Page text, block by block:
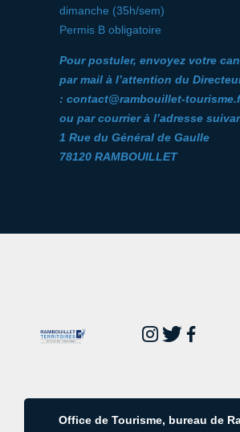
dimanche (35h/sem)
Permis B obligatoire
Pour postuler, envoyez votre
par mail à l’attention du
: contact@rambouillet-
ou par courrier à l’adresse
1 Rue du Général de Gaulle
78120 RAMBOUILLET
Office de Tourisme, bureau de